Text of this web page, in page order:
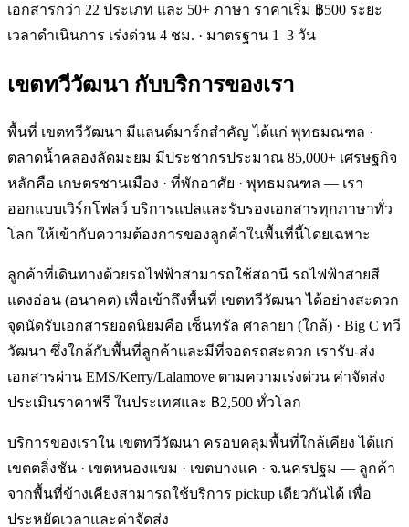
เอกสารกว่า 22 ประเภท และ 50+ ภาษา ราคาเริ่ม ฿500 ระยะ
เวลาดำเนินการ เร่งด่วน 4 ชม. · มาตรฐาน 1–3 วัน
เขตทวีวัฒนา กับบริการของเรา
พื้นที่ เขตทวีวัฒนา มีแลนด์มาร์กสำคัญ ได้แก่ พุทธมณฑล ·
ตลาดน้ำคลองลัดมะยม มีประชากรประมาณ 85,000+ เศรษฐกิจ
หลักคือ เกษตรชานเมือง · ที่พักอาศัย · พุทธมณฑล — เรา
ออกแบบเวิร์กโฟลว์ บริการแปลและรับรองเอกสารทุกภาษาทั่ว
โลก ให้เข้ากับความต้องการของลูกค้าในพื้นที่นี้โดยเฉพาะ
ลูกค้าที่เดินทางด้วยรถไฟฟ้าสามารถใช้สถานี รถไฟฟ้าสายสี
แดงอ่อน (อนาคต) เพื่อเข้าถึงพื้นที่ เขตทวีวัฒนา ได้อย่างสะดวก
จุดนัดรับเอกสารยอดนิยมคือ เซ็นทรัล ศาลายา (ใกล้) · Big C ทวี
วัฒนา ซึ่งใกล้กับพื้นที่ลูกค้าและมีที่จอดรถสะดวก เรารับ-ส่ง
เอกสารผ่าน EMS/Kerry/Lalamove ตามความเร่งด่วน ค่าจัดส่ง
ประเมินราคาฟรี ในประเทศและ ฿2,500 ทั่วโลก
บริการของเราใน เขตทวีวัฒนา ครอบคลุมพื้นที่ใกล้เคียง ได้แก่
เขตตลิ่งชัน · เขตหนองแขม · เขตบางแค · จ.นครปฐม — ลูกค้า
จากพื้นที่ข้างเคียงสามารถใช้บริการ pickup เดียวกันได้ เพื่อ
ประหยัดเวลาและค่าจัดส่ง